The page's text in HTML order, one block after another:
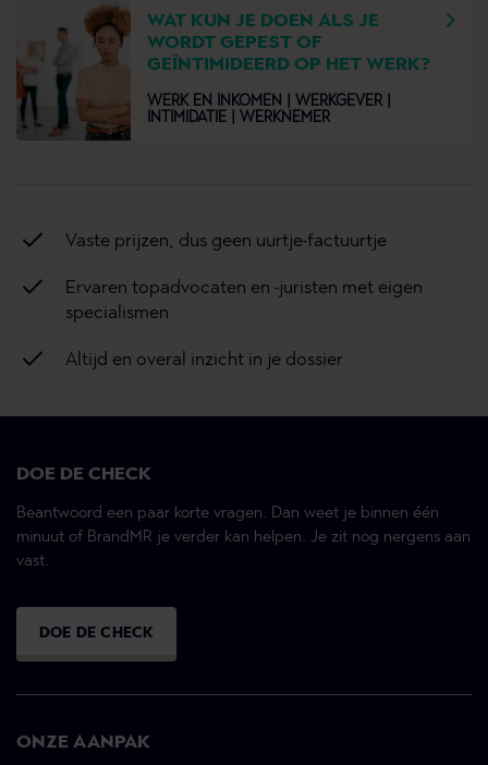
WAT KUN JE DOEN ALS JE
WORDT GEPEST OF
GEÏNTIMIDEERD OP HET WERK?
WERK EN INKOMEN |
WERKGEVER |
INTIMIDATIE | WERKNEMER
Vaste prijzen, dus geen uurtje-factuurtje
Ervaren topadvocaten en -juristen met eigen
specialismen
Altijd en overal inzicht in je dossier
ONZE AANPAK
DOE DE CHECK
Beantwoord een paar korte vragen. Dan weet je binnen één
minuut of BrandMR je verder kan helpen. Je zit nog nergens aan
vast.
DOE DE CHECK